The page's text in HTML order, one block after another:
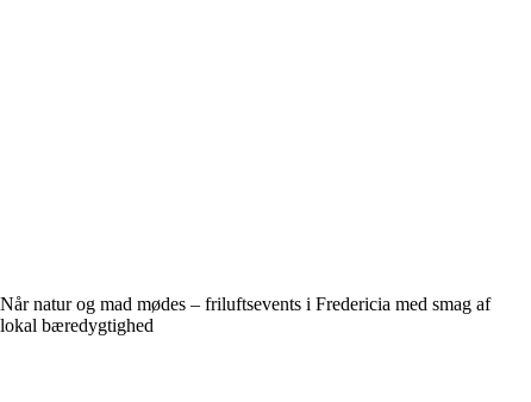
Når natur og mad mødes – friluftsevents i Fredericia med smag af
lokal bæredygtighed